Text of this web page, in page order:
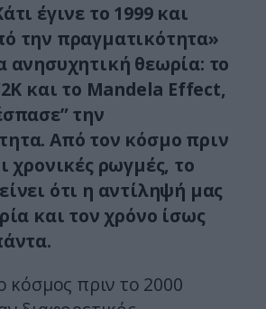
έγινε το 1999 και
την πραγματικότητα»
ανησυχητική θεωρία: το
και το Mandela Effect,
την
Από τον κόσμο πριν
χρονικές ρωγμές, το
ότι η αντίληψή μας
και τον χρόνο ίσως
κόσμος πριν το 2000